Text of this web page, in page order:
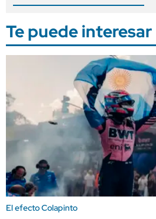
Te puede interesar
El efecto Colapinto